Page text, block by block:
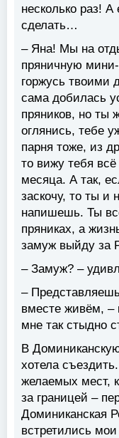
несколько раз!
сделать…
– Яна! Мы на
пряничную
горжусь твоими
сама добилась
пряников, но ты
оглянись, тебе
парня тоже, из
то вижу тебя
месяца. А так,
заскочу, то ты и
напишешь. Ты
пряниках, а
замуж выйду за
– Замуж? –
–
вместе живём, –
мне так стыдно
В
хотела
желаемых мест,
за границей –
Доминиканская
встретились